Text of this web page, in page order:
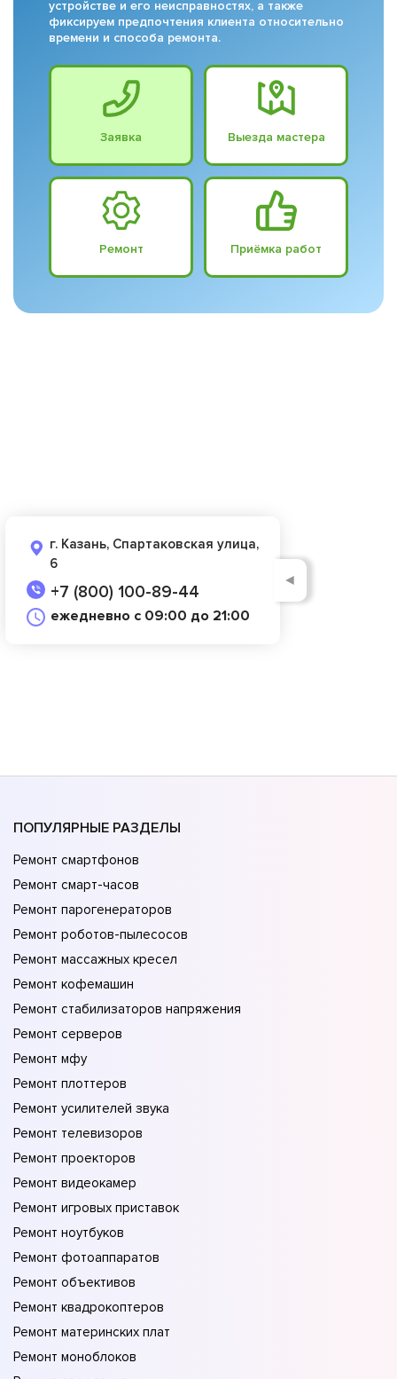
устройстве и его неисправностях, а также
фиксируем предпочтения клиента относительно
времени и способа ремонта.
Заявка Выезда мастера
Ремонт Приёмка работ
г. Казань, Спартаковская улица,
6
+7 (800) 100-89-44
ежедневно с 09:00 до 21:00
◄
ПОПУЛЯРНЫЕ РАЗДЕЛЫ
Ремонт смартфонов
Ремонт смарт-часов
Ремонт парогенераторов
Ремонт роботов-пылесосов
Ремонт массажных кресел
Ремонт кофемашин
Ремонт стабилизаторов напряжения
Ремонт серверов
Ремонт мфу
Ремонт плоттеров
Ремонт усилителей звука
Ремонт телевизоров
Ремонт проекторов
Ремонт видеокамер
Ремонт игровых приставок
Ремонт ноутбуков
Ремонт фотоаппаратов
Ремонт объективов
Ремонт квадрокоптеров
Ремонт материнских плат
Ремонт моноблоков